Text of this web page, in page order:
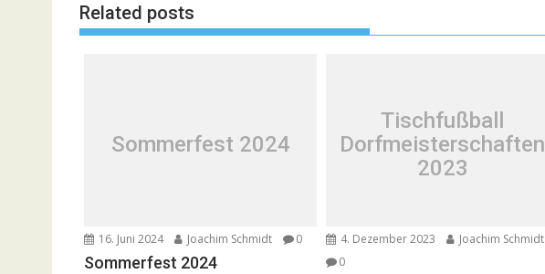
Related posts
Sommerfest 2024
16. Juni 2024 Joachim Schmidt 0
Sommerfest 2024
Tischfußball
Dorfmeisterschaften
2023
4. Dezember 2023
Joachim Schmidt
0